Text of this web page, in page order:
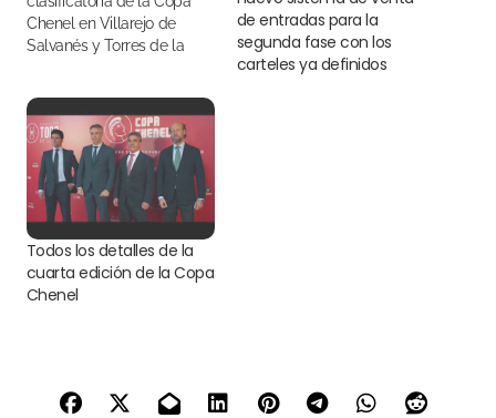
Chenel en Villarejo de
Salvanés y Torres de la
de entradas para la
segunda fase con los
carteles ya definidos
Todos los detalles de la
cuarta edición de la Copa
Chenel